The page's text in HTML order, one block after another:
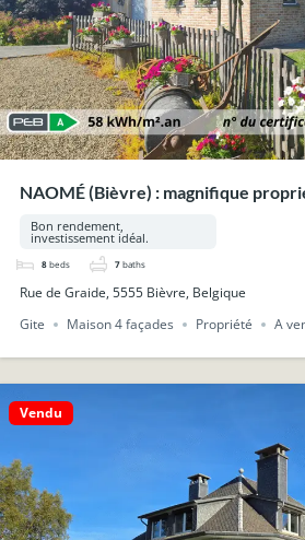
NAOMÉ (Bièvre) : magnifique
piscine, wellness, sur 33a 53ca.
Bon rendement,
investissement idéal.
8 beds 7 baths
Rue de Graide, 5555 Bièvre, Belgique
Gite
Maison 4 façades Propriété A
Vendu